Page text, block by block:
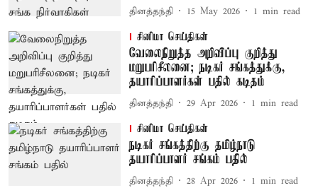
தினத்தந்தி 15 May 2026 1 min read
சினிமா செய்திகள்
வேலைநிறுத்த அறிவிப்பு குறித்து
மறுபரிசீலனை; நடிகர் சங்கத்துக்கு,
தயாரிப்பாளர்கள் பதில் கடிதம்
தினத்தந்தி 29 Apr 2026 1 min read
சினிமா செய்திகள்
நடிகர் சங்கத்திற்கு தமிழ்நாடு
தயாரிப்பாளர் சங்கம் பதில்
தினத்தந்தி 28 Apr 2026 1 min read